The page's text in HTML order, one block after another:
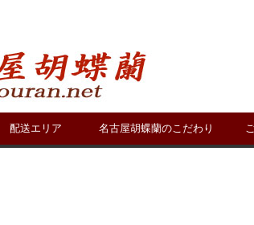
配送エリア 名古屋胡蝶蘭のこだわり